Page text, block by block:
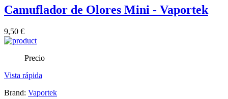
Camuflador de Olores Mini - Vaportek
9,50 €
Precio
Vista rápida
Brand: Vaportek